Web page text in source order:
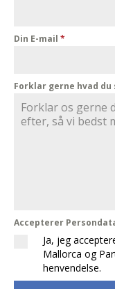
Din E-mail *
Forklar gerne hvad du
Accepterer
Ja, jeg
Mallorca og
henvendelse.